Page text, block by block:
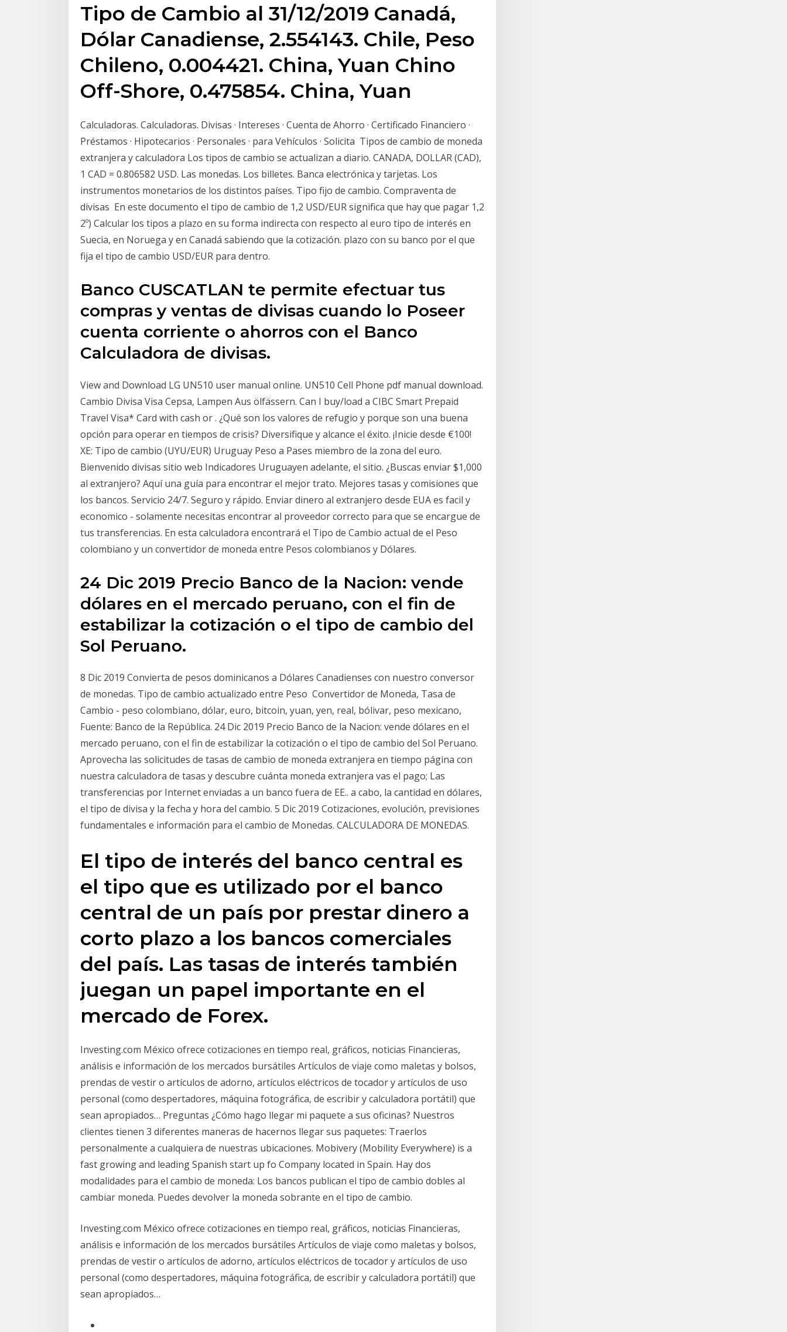
Tipo de Cambio al 31/12/2019 Canadá,
Dólar Canadiense, 2.554143. Chile, Peso
Chileno, 0.004421. China, Yuan Chino
Off-Shore, 0.475854. China, Yuan
Calculadoras. Calculadoras. Divisas · Intereses · Cuenta de Ahorro · Certificado Financiero ·
Préstamos · Hipotecarios · Personales · para Vehículos · Solicita Tipos de cambio de moneda
extranjera y calculadora Los tipos de cambio se actualizan a diario. CANADA, DOLLAR (CAD),
1 CAD = 0.806582 USD. Las monedas. Los billetes. Banca electrónica y tarjetas. Los
instrumentos monetarios de los distintos países. Tipo fijo de cambio. Compraventa de
divisas En este documento el tipo de cambio de 1,2 USD/EUR significa que hay que pagar 1,2
2º) Calcular los tipos a plazo en su forma indirecta con respecto al euro tipo de interés en
Suecia, en Noruega y en Canadá sabiendo que la cotización. plazo con su banco por el que
fija el tipo de cambio USD/EUR para dentro.
Banco CUSCATLAN te permite efectuar tus
compras y ventas de divisas cuando lo Poseer
cuenta corriente o ahorros con el Banco
Calculadora de divisas.
View and Download LG UN510 user manual online. UN510 Cell Phone pdf manual download.
Cambio Divisa Visa Cepsa, Lampen Aus ölfässern. Can I buy/load a CIBC Smart Prepaid
Travel Visa* Card with cash or . ¿Qué son los valores de refugio y porque son una buena
opción para operar en tiempos de crisis? Diversifique y alcance el éxito. ¡Inicie desde €100!
XE: Tipo de cambio (UYU/EUR) Uruguay Peso a Pases miembro de la zona del euro.
Bienvenido divisas sitio web Indicadores Uruguayen adelante, el sitio. ¿Buscas enviar $1,000
al extranjero? Aquí una guía para encontrar el mejor trato. Mejores tasas y comisiones que
los bancos. Servicio 24/7. Seguro y rápido. Enviar dinero al extranjero desde EUA es facil y
economico - solamente necesitas encontrar al proveedor correcto para que se encargue de
tus transferencias. En esta calculadora encontrará el Tipo de Cambio actual de el Peso
colombiano y un convertidor de moneda entre Pesos colombianos y Dólares.
24 Dic 2019 Precio Banco de la Nacion: vende
dólares en el mercado peruano, con el fin de
estabilizar la cotización o el tipo de cambio del
Sol Peruano.
8 Dic 2019 Convierta de pesos dominicanos a Dólares Canadienses con nuestro conversor
de monedas. Tipo de cambio actualizado entre Peso Convertidor de Moneda, Tasa de
Cambio - peso colombiano, dólar, euro, bitcoin, yuan, yen, real, bólivar, peso mexicano,
Fuente: Banco de la República. 24 Dic 2019 Precio Banco de la Nacion: vende dólares en el
mercado peruano, con el fin de estabilizar la cotización o el tipo de cambio del Sol Peruano.
Aprovecha las solicitudes de tasas de cambio de moneda extranjera en tiempo página con
nuestra calculadora de tasas y descubre cuánta moneda extranjera vas el pago; Las
transferencias por Internet enviadas a un banco fuera de EE.. a cabo, la cantidad en dólares,
el tipo de divisa y la fecha y hora del cambio. 5 Dic 2019 Cotizaciones, evolución, previsiones
fundamentales e información para el cambio de Monedas. CALCULADORA DE MONEDAS.
El tipo de interés del banco central es
el tipo que es utilizado por el banco
central de un país por prestar dinero a
corto plazo a los bancos comerciales
del país. Las tasas de interés también
juegan un papel importante en el
mercado de Forex.
Investing.com México ofrece cotizaciones en tiempo real, gráficos, noticias Financieras,
análisis e información de los mercados bursátiles Artículos de viaje como maletas y bolsos,
prendas de vestir o artículos de adorno, artículos eléctricos de tocador y artículos de uso
personal (como despertadores, máquina fotográfica, de escribir y calculadora portátil) que
sean apropiados… Preguntas ¿Cómo hago llegar mi paquete a sus oficinas? Nuestros
clientes tienen 3 diferentes maneras de hacernos llegar sus paquetes: Traerlos
personalmente a cualquiera de nuestras ubicaciones. Mobivery (Mobility Everywhere) is a
fast growing and leading Spanish start up fo Company located in Spain. Hay dos
modalidades para el cambio de moneda: Los bancos publican el tipo de cambio dobles al
cambiar moneda. Puedes devolver la moneda sobrante en el tipo de cambio.
Investing.com México ofrece cotizaciones en tiempo real, gráficos, noticias Financieras,
análisis e información de los mercados bursátiles Artículos de viaje como maletas y bolsos,
prendas de vestir o artículos de adorno, artículos eléctricos de tocador y artículos de uso
personal (como despertadores, máquina fotográfica, de escribir y calculadora portátil) que
sean apropiados…